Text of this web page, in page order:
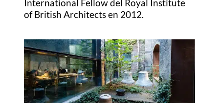
International Fellow del Royal Institute
of British Architects en 2012.